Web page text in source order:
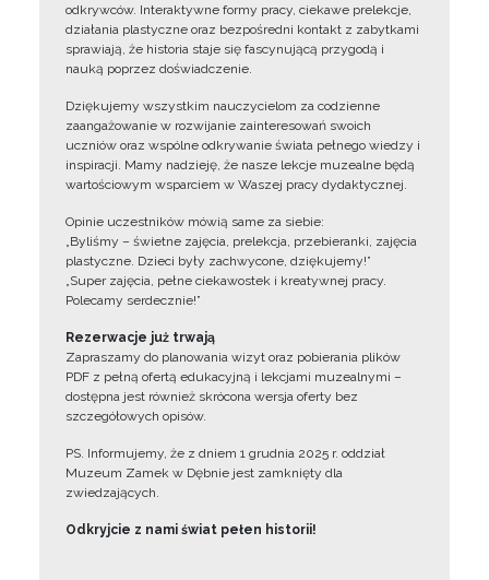
odkrywców. Interaktywne formy pracy, ciekawe prelekcje,
działania plastyczne oraz bezpośredni kontakt z zabytkami
sprawiają, że historia staje się fascynującą przygodą i
nauką poprzez doświadczenie.
Dziękujemy wszystkim nauczycielom za codzienne
zaangażowanie w rozwijanie zainteresowań swoich
uczniów oraz wspólne odkrywanie świata pełnego wiedzy i
inspiracji. Mamy nadzieję, że nasze lekcje muzealne będą
wartościowym wsparciem w Waszej pracy dydaktycznej.
Opinie uczestników mówią same za siebie:
„Byliśmy – świetne zajęcia, prelekcja, przebieranki, zajęcia
plastyczne. Dzieci były zachwycone, dziękujemy!”
„Super zajęcia, pełne ciekawostek i kreatywnej pracy.
Polecamy serdecznie!”
Rezerwacje już trwają
Zapraszamy do planowania wizyt oraz pobierania plików
PDF z pełną ofertą edukacyjną i lekcjami muzealnymi –
dostępna jest również skrócona wersja oferty bez
szczegółowych opisów.
PS. Informujemy, że z dniem 1 grudnia 2025 r. oddział
Muzeum Zamek w Dębnie jest zamknięty dla
zwiedzających.
Odkryjcie z nami świat pełen historii!